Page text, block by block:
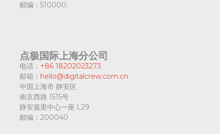
邮编： 510000.
点极国际上海分公司
电话： +86 18202023273
邮箱： hello@digitalcrew.com.cn
中国上海市 静安区
南京西路 1515号
静安嘉里中心一座 L29
邮编： 200040